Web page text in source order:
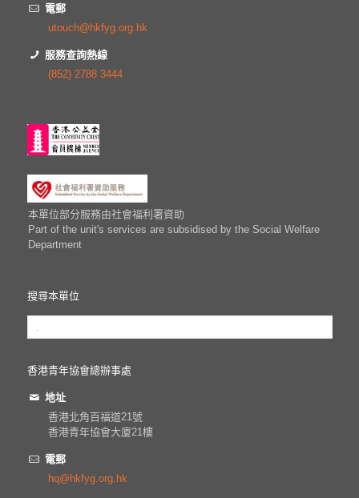
電郵
utouch@hkfyg.org.hk
服務查詢熱線
(852) 2788 3444
本單位部分服務由社會福利署資助
Part of the unit's services are subsidised by the Social Welfare
Department
搜尋本單位
香港青年協會總辦事處
地址
香港北角百福道21號
香港青年協會大廈21樓
電郵
hq@hkfyg.org.hk